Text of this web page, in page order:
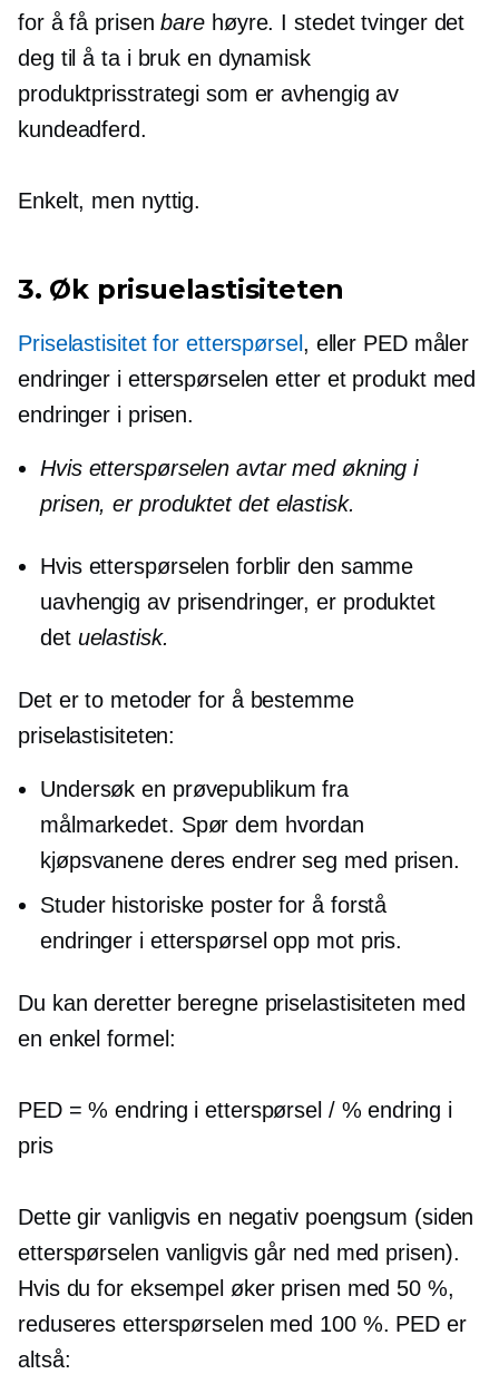
for å få prisenbare høyre. I stedet tvinger det
deg til å ta i bruk en dynamisk
produktprisstrategi som er avhengig av
kundeadferd.
Enkelt, men nyttig.
3. Øk prisuelastisiteten
Priselastisitet for etterspørsel , eller PED måler
endringer i etterspørselen etter et produkt med
endringer i prisen.
Hvis etterspørselen avtar med økning i
prisen, er produktet det elastisk.
Hvis etterspørselen forblir den samme
uavhengig av prisendringer, er produktet
det uelastisk.
Det er to metoder for å bestemme
priselastisiteten:
Undersøk en prøvepublikum fra
målmarkedet. Spør dem hvordan
kjøpsvanene deres endrer seg med prisen.
Studer historiske poster for å forstå
endringer i etterspørsel opp mot pris.
Du kan deretter beregne priselastisiteten med
en enkel formel:
PED = % endring i etterspørsel / % endring i
pris
Dette gir vanligvis en negativ poengsum (siden
etterspørselen vanligvis går ned med prisen).
Hvis du for eksempel øker prisen med 50 %,
reduseres etterspørselen med 100 %. PED er
altså: